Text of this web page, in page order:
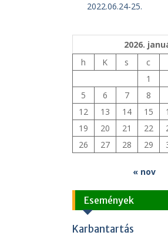
2022.06.24-25.
2026.
h
K s c
1
5
6 7 8
12
13 14 15
19
20 21 22
26
27 28 29
« nov
Események
Karbantartás